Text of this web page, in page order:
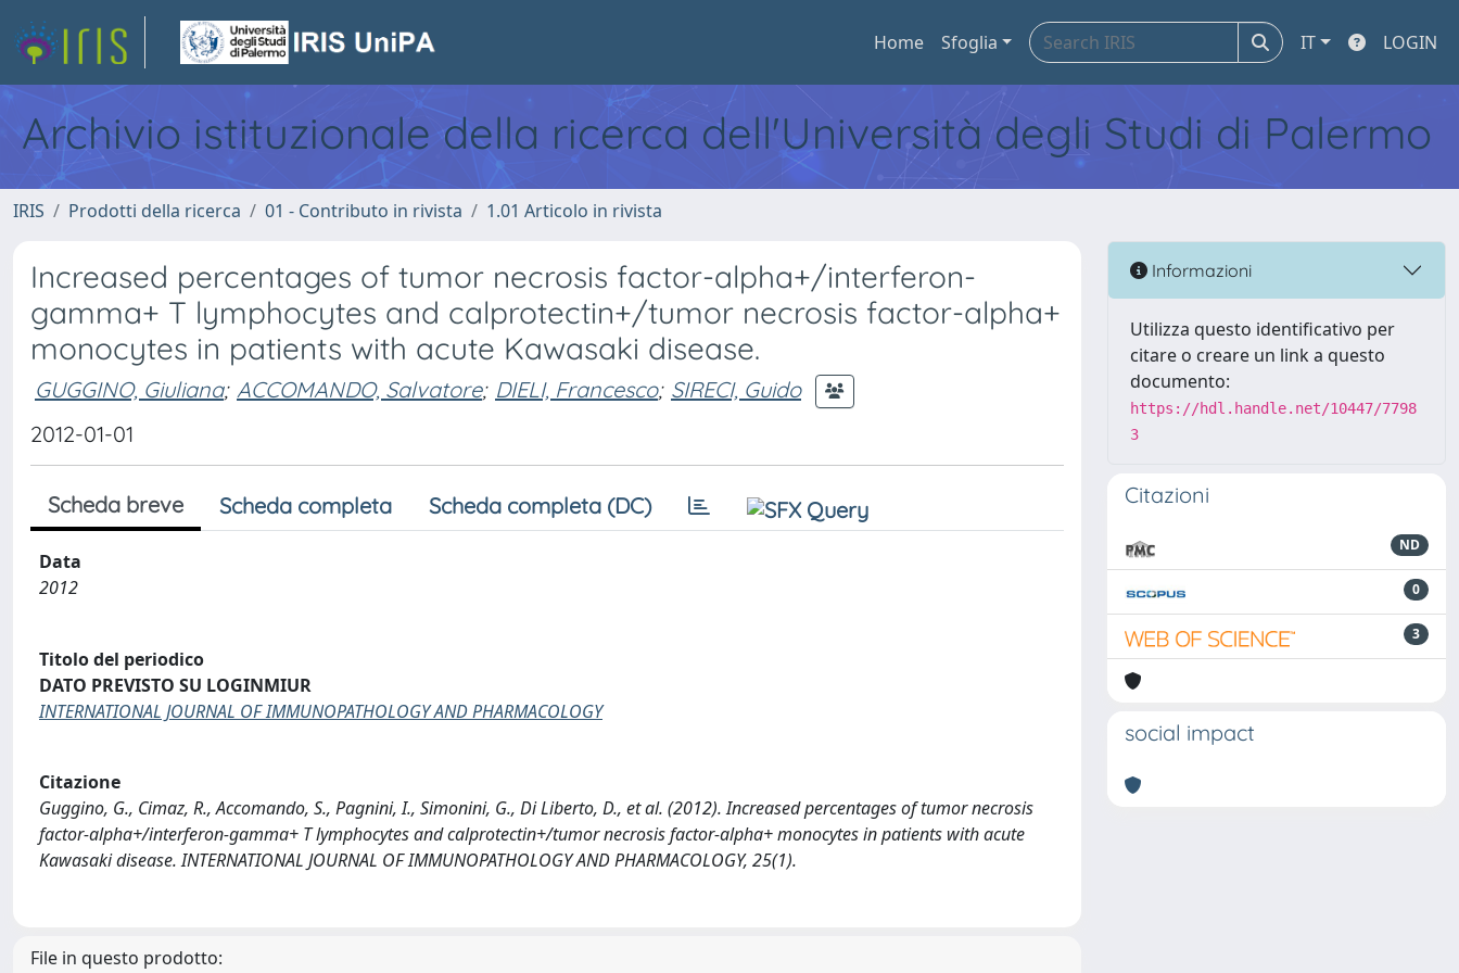
Home Sfoglia IT LOGIN
Archivio istituzionale della ricerca dell'Università degli Studi di Palermo
IRIS Prodotti della ricerca 01 - Contributo in rivista 1.01 Articolo in rivista
Increased percentages of tumor necrosis factor-alpha+/interferon-
gamma+ T lymphocytes and calprotectin+/tumor necrosis factor-alpha+
monocytes in patients with acute Kawasaki disease.
GUGGINO, Giuliana; ACCOMANDO, Salvatore; DIELI, Francesco; SIRECI, Guido
2012-01-01
Scheda breve Scheda completa Scheda completa (DC)
Data
2012
Titolo del periodico
DATO PREVISTO SU LOGINMIUR
INTERNATIONAL JOURNAL OF IMMUNOPATHOLOGY AND PHARMACOLOGY
Citazione
Guggino, G., Cimaz, R., Accomando, S., Pagnini, I., Simonini, G., Di Liberto, D., et al. (2012). Increased percentages of tumor necrosis
factor-alpha+/interferon-gamma+ T lymphocytes and calprotectin+/tumor necrosis factor-alpha+ monocytes in patients with acute
Kawasaki disease. INTERNATIONAL JOURNAL OF IMMUNOPATHOLOGY AND PHARMACOLOGY, 25(1).
File in questo prodotto:
Informazioni
Utilizza questo identificativo per
citare o creare un link a questo
documento:
https://hdl.handle.net/10447/7798
3
Citazioni
ND
0
3
social impact